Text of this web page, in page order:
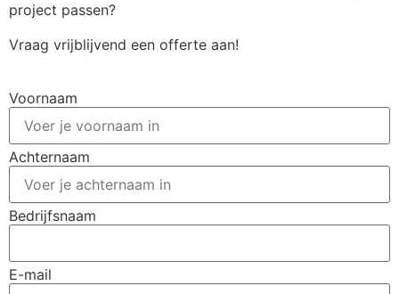
project passen?
Vraag vrijblijvend een offerte aan!
Voornaam
Achternaam
Bedrijfsnaam
E-mail